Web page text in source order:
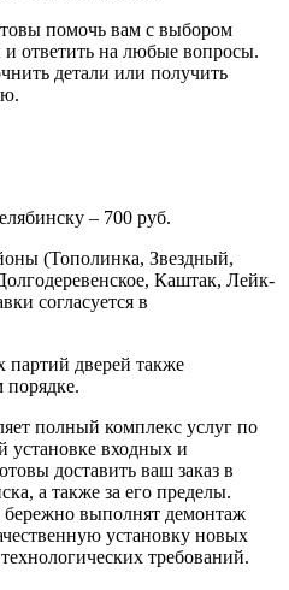
помочь вам с выбором
ответить на любые вопросы.
детали или получить
– 700 руб.
(Тополинка, Звездный,
Каштак, Лейк-
согласуется в
партий дверей также
порядке.
полный комплекс услуг по
установке входных и
доставить ваш заказ в
а также за его пределы.
выполнят демонтаж
установку новых
требований.